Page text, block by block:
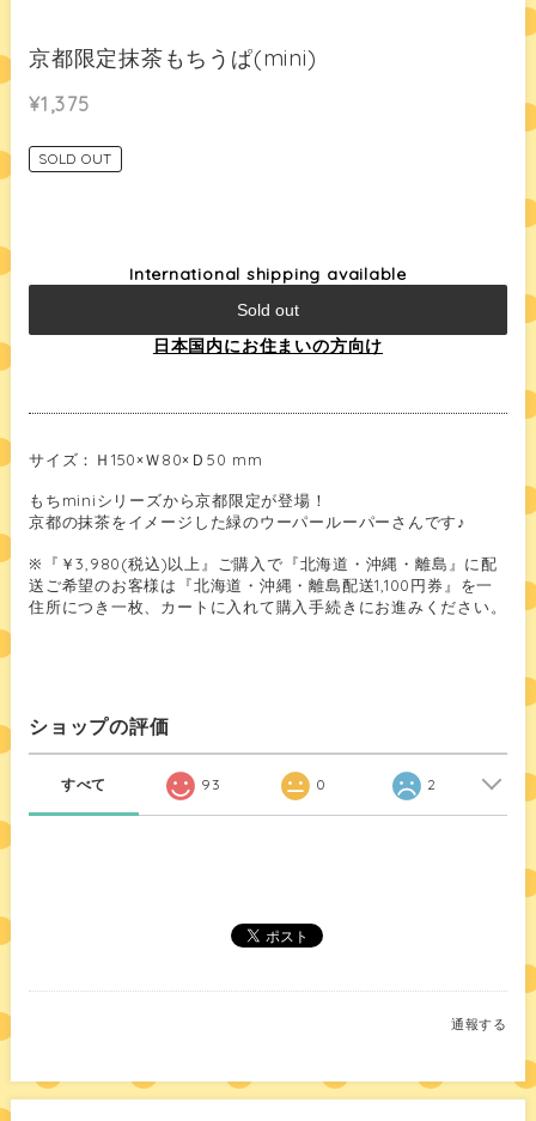
京都限定抹茶もちうぱ(mini)
¥1,375
SOLD OUT
International shipping available
Sold out
日本国内にお住まいの方向け
サイズ：Ｈ150×Ｗ80×Ｄ50 mm
もちminiシリーズから京都限定が登場！
京都の抹茶をイメージした緑のウーパールーパーさんです♪
※『￥3,980(税込)以上』ご購入で『北海道・沖縄・離島』に配
送ご希望のお客様は『北海道・沖縄・離島配送1,100円券』を一
住所につき一枚、カートに入れて購入手続きにお進みください。
ショップの評価
すべて 93 0 2
通報する